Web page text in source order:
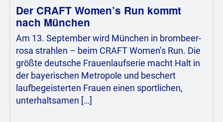
Der CRAFT Women’s Run kommt
nach München
Am 13. September wird München in brombeer-
rosa strahlen – beim CRAFT Women’s Run. Die
größte deutsche Frauenlaufserie macht Halt in
der bayerischen Metropole und beschert
laufbegeisterten Frauen einen sportlichen,
unterhaltsamen […]